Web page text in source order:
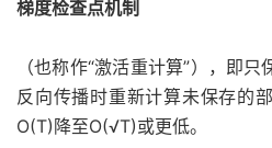
梯度检查点机制
（也称作“激活重计算”），即
反向传播时重新计算未保存的
O(T)降至O(√T)或更低。